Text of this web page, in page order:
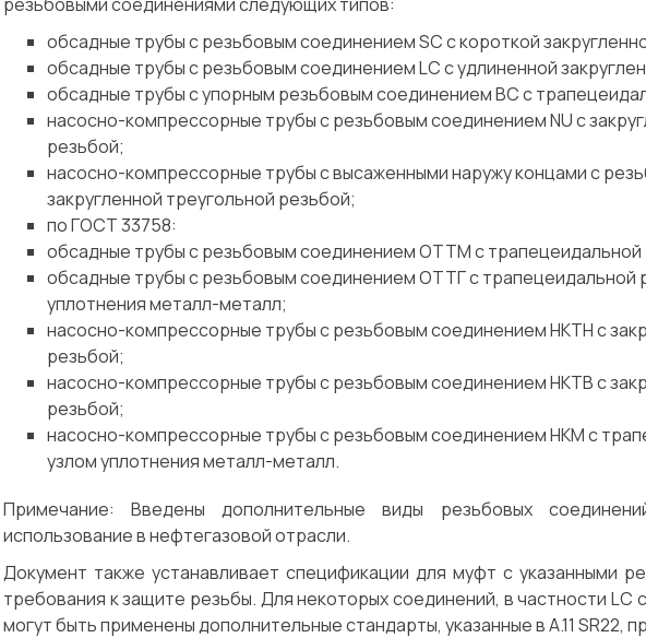
Сварка Механическая обработка Испытания/
обсадные трубы с резьбовым соединением SC с короткой
обсадные трубы с резьбовым соединением LC с удлиненной
обсадные трубы с упорным резьбовым соединением ВС с
насосно-компрессорные трубы с резьбовым соединением NU с
резьбой;
насосно-компрессорные трубы с высаженными наружу концами с
закругленной треугольной резьбой;
по ГОСТ 33758:
обсадные трубы с резьбовым соединением ОТТМ с трапецеидальной
обсадные трубы с резьбовым соединением ОТТГ с трапецеидальной
уплотнения металл-металл;
насосно-компрессорные трубы с резьбовым соединением НКТН с
резьбой;
насосно-компрессорные трубы с резьбовым соединением НКТВ с
резьбой;
насосно-компрессорные трубы с резьбовым соединением НКМ с
узлом уплотнения металл-металл.
Примечание: Введены дополнительные виды резьбовых
использование в нефтегазовой отрасли.
Документ также устанавливает спецификации для муфт с указанными
требования к защите резьбы. Для некоторых соединений, в частности LC
могут быть применены дополнительные стандарты, указанные в А.11 SR22,